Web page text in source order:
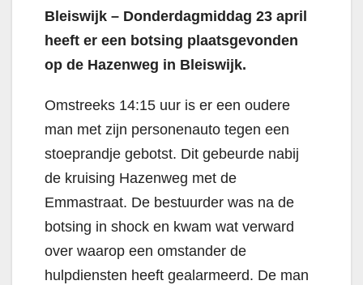
Bleiswijk – Donderdagmiddag 23 april
heeft er een botsing plaatsgevonden
op de Hazenweg in Bleiswijk.
Omstreeks 14:15 uur is er een oudere
man met zijn personenauto tegen een
stoeprandje gebotst. Dit gebeurde nabij
de kruising Hazenweg met de
Emmastraat. De bestuurder was na de
botsing in shock en kwam wat verward
over waarop een omstander de
hulpdiensten heeft gealarmeerd. De man